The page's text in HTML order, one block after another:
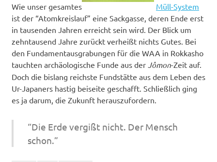
Wie unser gesamtes
Müll-System
ist der “Atomkreislauf” eine Sackgasse, deren Ende erst
in tausenden Jahren erreicht sein wird. Der Blick um
zehntausend Jahre zurückt verheißt nichts Gutes. Bei
den Fun­da­ment­aus­grabungen für die WAA in Rokkasho
tauchten archäologische Funde aus der Jômon-Zeit auf.
Doch die bislang reichste Fundstätte aus dem Leben des
Ur-Japaners hastig bei­seite geschafft. Schließlich ging
es ja darum, die Zukunft herauszufordern.
“Die Erde vergißt nicht. Der Mensch
schon.”